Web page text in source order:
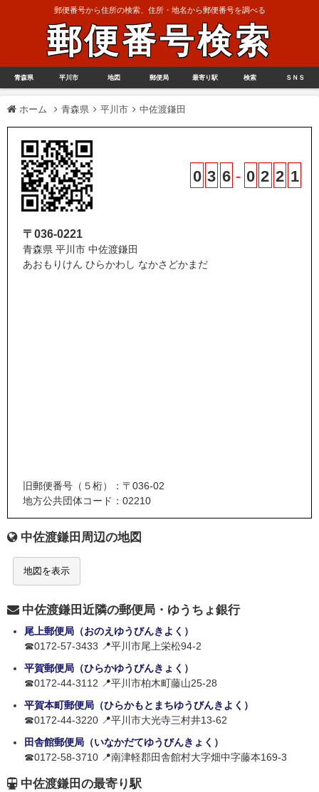
郵便番号から住所の検索、住所・地名から郵便番号を調べる
郵便番号検索
青森県 平川市 地図 郵便局 最寄り駅 検索 ＳＮＳ
ホーム 青森県 平川市 中佐渡鎌田
0 3 6 - 0 2 2 1
〒036-0221
青森県 平川市 中佐渡鎌田
あおもりけん ひらかわし なかさどかまだ
旧郵便番号（５桁）：〒036-02
地方公共団体コード：02210
中佐渡鎌田周辺の地図
地図を表示
中佐渡鎌田近隣の郵便局・ゆうちょ銀行
尾上郵便局（おのえゆうびんきよく）
☎0172-57-3433 📍平川市尾上栄松94-2
平賀郵便局（ひらかゆうびんきょく）
☎0172-44-3112 📍平川市柏木町藤山25-28
平賀本町郵便局（ひらかもとまちゆうびんきよく）
☎0172-44-3220 📍平川市大光寺三村井13-62
田舎館郵便局（いなかだてゆうびんきょく）
☎0172-58-3710 📍南津軽郡田舎館村大字畑中字藤本169-3
中佐渡鎌田の最寄り駅